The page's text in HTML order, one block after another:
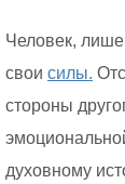
Человек,
свои силы.
стороны
духовному